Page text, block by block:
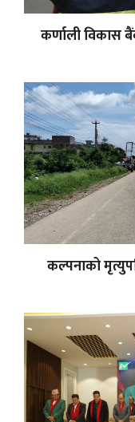
कर्णाली विकास
कल्पनाको